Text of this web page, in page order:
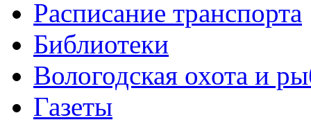
Расписание транспорта
Библиотеки
Вологодская охота и
Газеты